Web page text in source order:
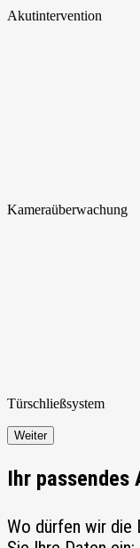
Akutintervention
Kameraüberwachung
Türschließsystem
Weiter
Ihr
Wo dürfen wir die